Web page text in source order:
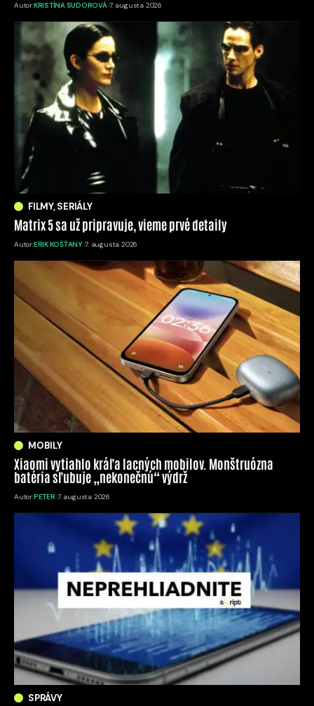
Autor:KRISTÍNA SUDOROVÁ 7. augusta 2026
FILMY, SERIÁLY
Matrix 5 sa už pripravuje, vieme prvé detaily
Autor:ERIK KOŠŤANY 7. augusta 2026
MOBILY
Xiaomi vytiahlo kráľa lacných mobilov. Monštruózna
batéria sľubuje „nekonečnú“ výdrž
Autor:PETER 7. augusta 2026
SPRÁVY